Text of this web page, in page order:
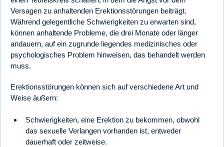
Versagen zu anhaltenden Erektionsstörungen beiträgt.
Während gelegentliche Schwierigkeiten zu erwarten sind,
können anhaltende Probleme, die drei Monate oder länger
andauern, auf ein zugrunde liegendes medizinisches oder
psychologisches Problem hinweisen, das behandelt werden
muss.
Erektionsstörungen können sich auf verschiedene Art und
Weise äußern:
Schwierigkeiten, eine Erektion zu bekommen, obwohl
das sexuelle Verlangen vorhanden ist, entweder
dauerhaft oder zeitweise.